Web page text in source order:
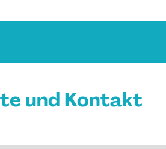
und Kontakt